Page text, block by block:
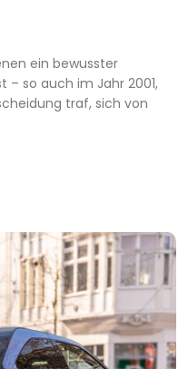
ein bewusster
– so auch im Jahr 2001,
traf, sich von